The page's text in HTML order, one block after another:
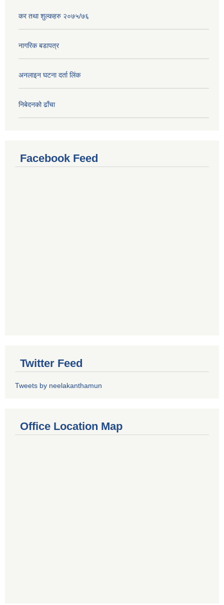
कर तथा शुल्कहरु २०७५/७६
नागरिक बडापत्र
अनलाइन घटना दर्ता लिंक
निबेदनको ढाँचा
Facebook Feed
Twitter Feed
Tweets by neelakanthamun
Office Location Map